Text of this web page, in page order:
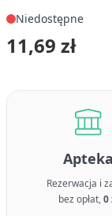
Niedostępne
11,69 zł
Apteka
Rezerwacja i
bez opłat,0